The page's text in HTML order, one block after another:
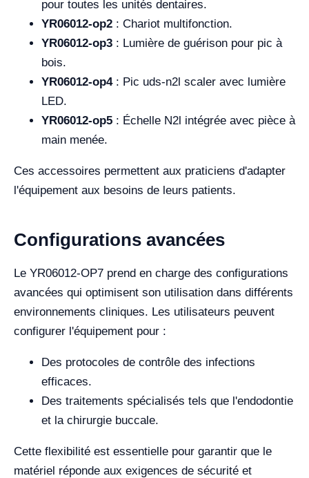
pour toutes les unités dentaires.
YR06012-op2 : Chariot multifonction.
YR06012-op3 : Lumière de guérison pour pic à
bois.
YR06012-op4: Pic uds-n2l scaler avec lumière
LED.
YR06012-op5 : Échelle N2l intégrée avec pièce à
main menée.
Ces accessoires permettent aux praticiens d'adapter
l'équipement aux besoins de leurs patients.
Configurations avancées
Le YR06012-OP7 prend en charge des configurations
avancées qui optimisent son utilisation dans différents
environnements cliniques. Les utilisateurs peuvent
configurer l'équipement pour :
Des protocoles de contrôle des infections
efficaces.
Des traitements spécialisés tels que l'endodontie
et la chirurgie buccale.
Cette flexibilité est essentielle pour garantir que le
matériel réponde aux exigences de sécurité et